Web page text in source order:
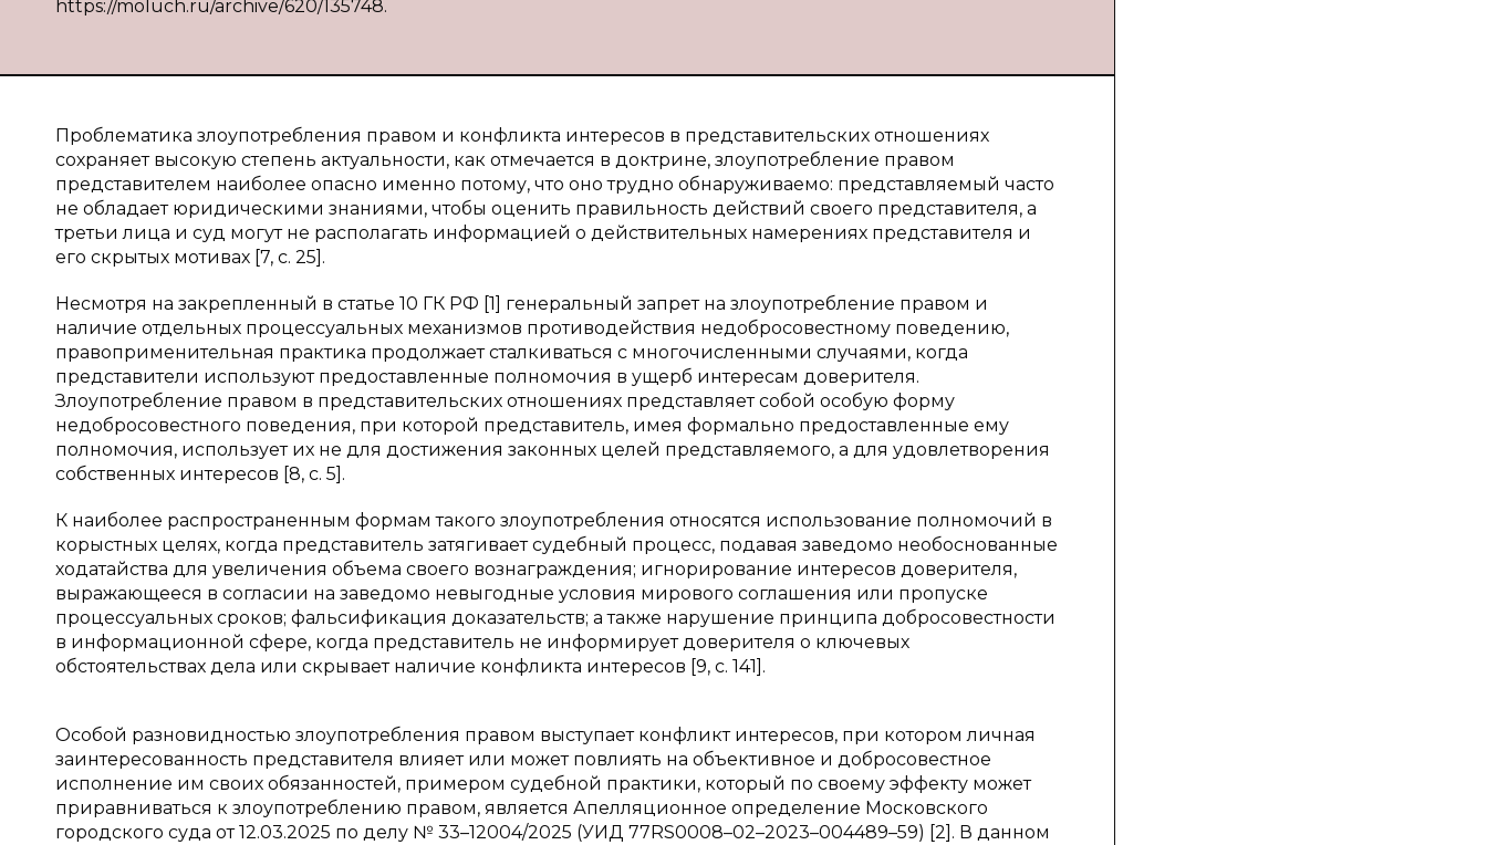
https://moluch.ru/archive/620/135748.
Проблематика злоупотребления правом и конфликта интересов в представительских отношениях
сохраняет высокую степень актуальности, как отмечается в доктрине, злоупотребление правом
представителем наиболее опасно именно потому, что оно трудно обнаруживаемо: представляемый часто
не обладает юридическими знаниями, чтобы оценить правильность действий своего представителя, а
третьи лица и суд могут не располагать информацией о действительных намерениях представителя и
его скрытых мотивах [7, с. 25].
Несмотря на закрепленный в статье 10 ГК РФ [1] генеральный запрет на злоупотребление правом и
наличие отдельных процессуальных механизмов противодействия недобросовестному поведению,
правоприменительная практика продолжает сталкиваться с многочисленными случаями, когда
представители используют предоставленные полномочия в ущерб интересам доверителя.
Злоупотребление правом в представительских отношениях представляет собой особую форму
недобросовестного поведения, при которой представитель, имея формально предоставленные ему
полномочия, использует их не для достижения законных целей представляемого, а для удовлетворения
собственных интересов [8, с. 5].
К наиболее распространенным формам такого злоупотребления относятся использование полномочий в
корыстных целях, когда представитель затягивает судебный процесс, подавая заведомо необоснованные
ходатайства для увеличения объема своего вознаграждения; игнорирование интересов доверителя,
выражающееся в согласии на заведомо невыгодные условия мирового соглашения или пропуске
процессуальных сроков; фальсификация доказательств; а также нарушение принципа добросовестности
в информационной сфере, когда представитель не информирует доверителя о ключевых
обстоятельствах дела или скрывает наличие конфликта интересов [9, с. 141].
Особой разновидностью злоупотребления правом выступает конфликт интересов, при котором личная
заинтересованность представителя влияет или может повлиять на объективное и добросовестное
исполнение им своих обязанностей, примером судебной практики, который по своему эффекту может
приравниваться к злоупотреблению правом, является Апелляционное определение Московского
городского суда от 12.03.2025 по делу № 33–12004/2025 (УИД 77RS0008–02–2023–004489–59) [2]. В данном